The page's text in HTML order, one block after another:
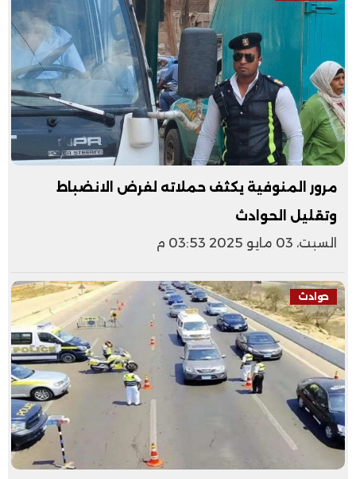
مرور المنوفية يكثف حملاته لفرض الانضباط
وتقليل الحوادث
السبت، 03 مايو 2025 03:53 م
حوادث